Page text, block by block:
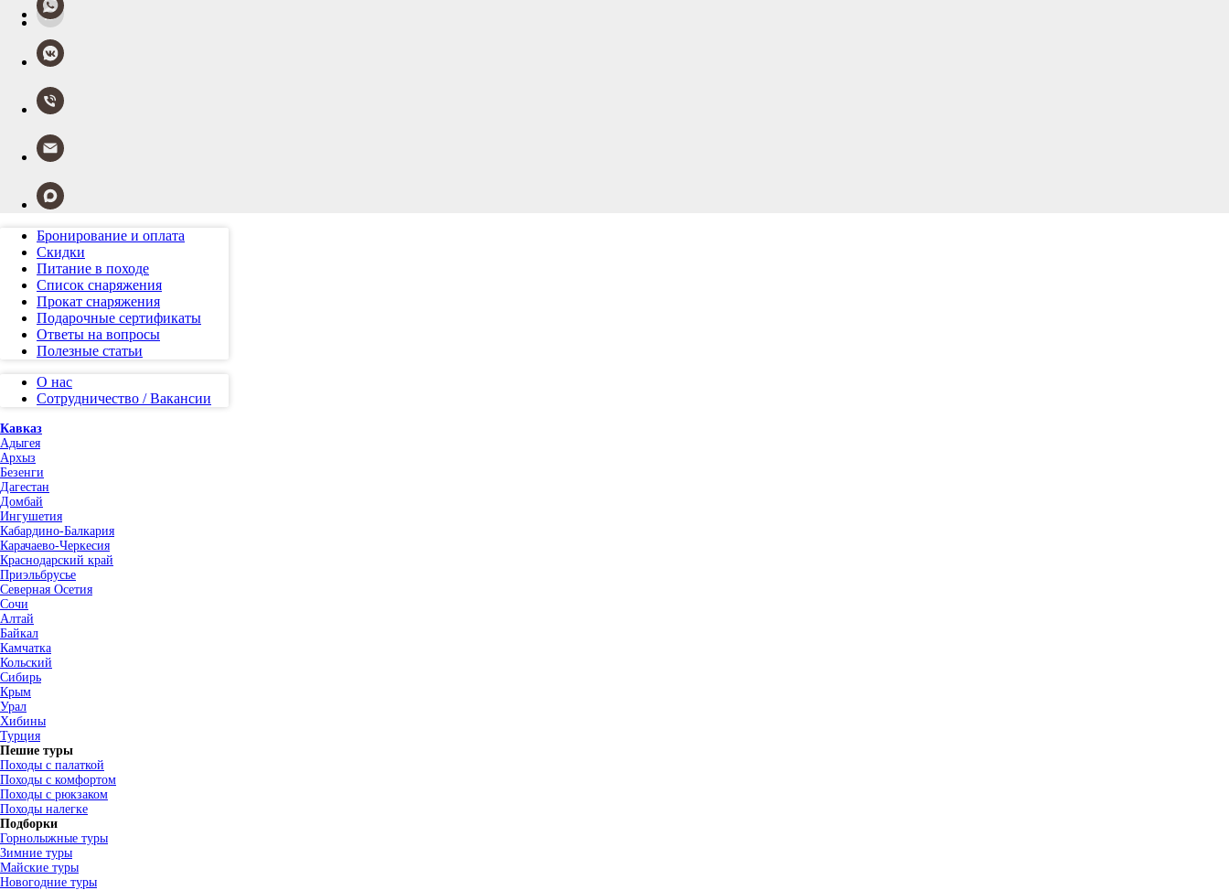
Бронирование и оплата
Скидки
Питание в походе
Список снаряжения
Прокат снаряжения
Подарочные сертификаты
Ответы на вопросы
Полезные статьи
О нас
Сотрудничество / Вакансии
Кавказ
Адыгея
Архыз
Безенги
Дагестан
Домбай
Ингушетия
Кабардино-Балкария
Карачаево-Черкесия
Краснодарский край
Приэльбрусье
Северная Осетия
Сочи
Алтай
Байкал
Камчатка
Кольский
Сибирь
Крым
Урал
Хибины
Турция
Пешие туры
Походы с палаткой
Походы с комфортом
Походы с рюкзаком
Походы налегке
Подборки
Горнолыжные туры
Зимние туры
Майские туры
Новогодние туры